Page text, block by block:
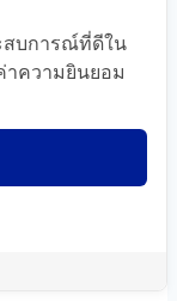
Bangkok
San​ Rd
มพูชา
ทพพนมเปญ
สบการณ์ที่ดีใน
าความยินยอม